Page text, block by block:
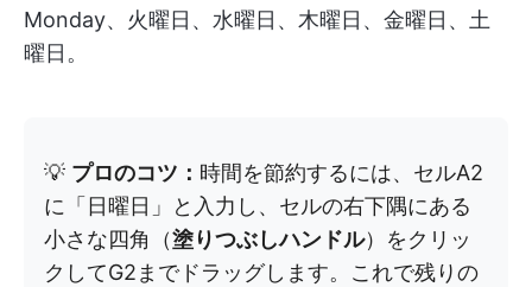
Monday、火曜日、水曜日、木曜日、金曜日、土
曜日。
💡 プロのコツ： 時間を節約するには、セルA2
に「日曜日」と入力し、セルの右下隅にある
小さな四角（塗りつぶしハンドル）をクリッ
クしてG2までドラッグします。これで残りの